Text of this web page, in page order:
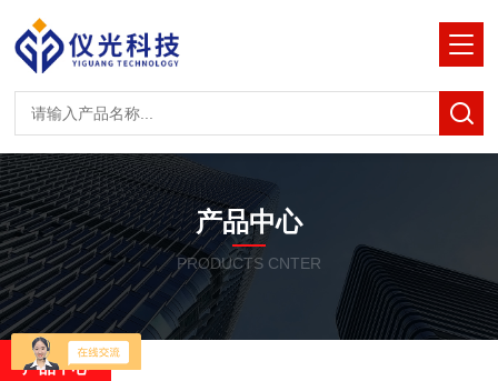
产品中心
PRODUCTS CNTER
产品中心